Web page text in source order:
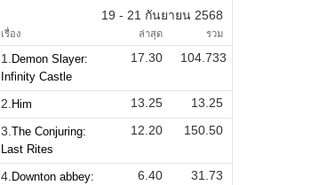
19 - 21 กันยายน 2568
เรื่อง ล่าสุด รวม
1. Demon Slayer:
Infinity Castle
17.30 104.733
2. Him 13.25
13.25
3. The Conjuring:
Last Rites
12.20 150.50
4. Downton abbey:
6.40 31.73